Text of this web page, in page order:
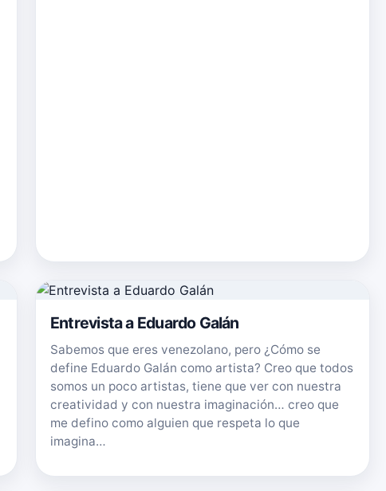
Entrevista a Eduardo Galán
Sabemos que eres venezolano, pero ¿Cómo se
define Eduardo Galán como artista? Creo que todos
somos un poco artistas, tiene que ver con nuestra
creatividad y con nuestra imaginación… creo que
me defino como alguien que respeta lo que
imagina…